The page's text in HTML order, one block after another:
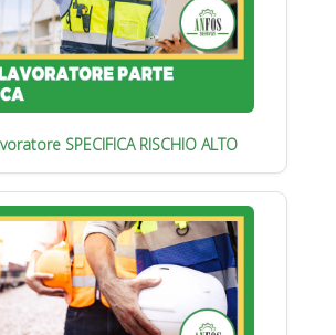
SPECIFICA RISCHIO ALTO